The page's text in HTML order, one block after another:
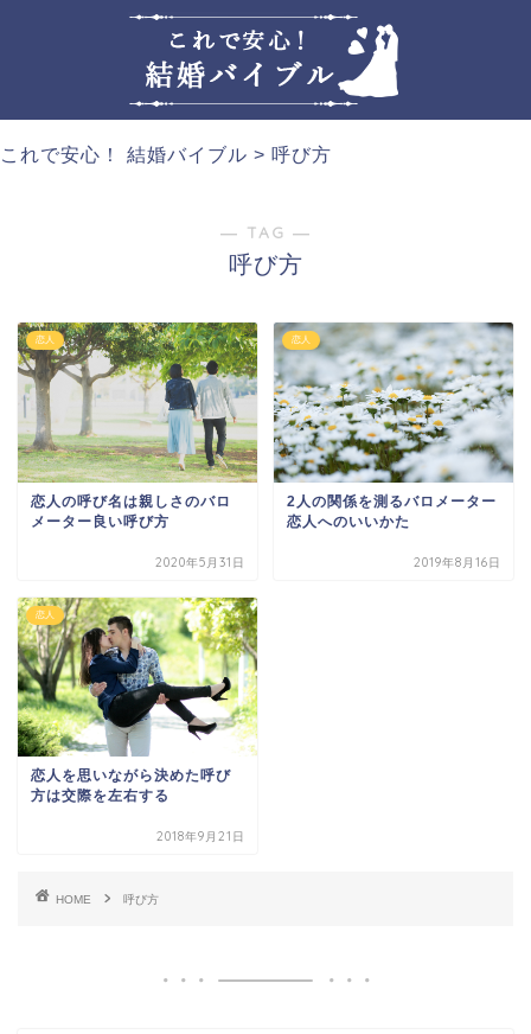
これで安心！ 結婚バイブル > 呼び方
― TAG ―
呼び方
恋人
恋人の呼び名は親しさのバロ
メーター良い呼び方
2020年5月31日
恋人
2人の関係を測るバロメーター
恋人へのいいかた
2019年8月16日
恋人
恋人を思いながら決めた呼び
方は交際を左右する
2018年9月21日
HOME 呼び方